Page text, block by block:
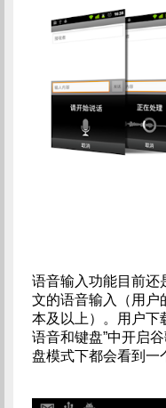
语音输入功能目前还
文的语音输入（用户
本及以上）。用户下
语音和键盘”中开启
盘模式下都会看到一